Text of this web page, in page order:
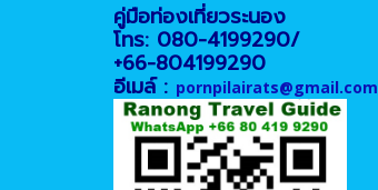
คู่มือท่องเที่ยวระนอง
โทร: 080-4199290/
+66-804199290
อีเมล์ : pornpilairats@gmail.com